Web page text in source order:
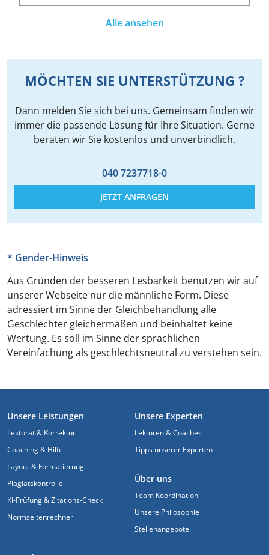
Alle ansehen
MÖCHTEN SIE UNTERSTÜTZUNG ?
Dann melden Sie sich bei uns. Gemeinsam finden wir
immer die passende Lösung für Ihre Situation. Gerne
beraten wir Sie kostenlos und unverbindlich.
040 7237718-0
JETZT ANFRAGEN
* Gender-Hinweis
Aus Gründen der besseren Lesbarkeit benutzen wir auf
unserer Webseite nur die männliche Form. Diese
adressiert im Sinne der Gleichbehandlung alle
Geschlechter gleichermaßen und beinhaltet keine
Wertung. Es soll im Sinne der sprachlichen
Vereinfachung als geschlechtsneutral zu verstehen sein.
FOOTER
Unsere Leistungen
Lektorat & Korrektur
Coaching & Hilfe
Layout & Formatierung
Plagiatskontrolle
KI-Prüfung & Zitations-Check
Normseitenrechner
Unsere Experten
Lektoren & Coaches
Tipps unserer Experten
Über uns
Team Koordination
Unsere Philosophie
Stellenangebote